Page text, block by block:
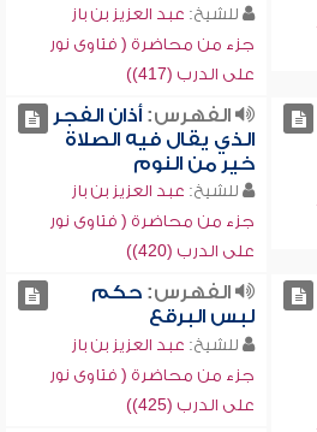
للشيخ: عبد العزيز بن باز
جزء من محاضرة ( فتاوى نور
على الدرب (417))
الفهرس:أذان الفجر
الذي يقال فيه الصلاة
خير من النوم
للشيخ: عبد العزيز بن باز
جزء من محاضرة ( فتاوى نور
على الدرب (420))
الفهرس:حكم
لبس البرقع
للشيخ: عبد العزيز بن باز
جزء من محاضرة ( فتاوى نور
على الدرب (425))